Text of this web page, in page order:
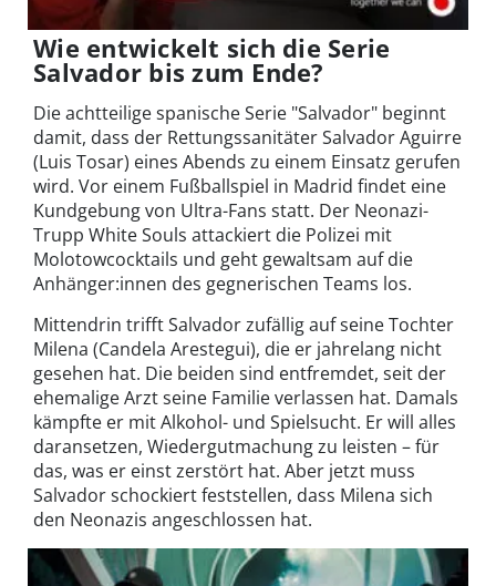
Wie entwickelt sich die Serie
Salvador bis zum Ende?
Die achtteilige spanische Serie "Salvador" beginnt
damit, dass der Rettungssanitäter Salvador Aguirre
(Luis Tosar) eines Abends zu einem Einsatz gerufen
wird. Vor einem Fußballspiel in Madrid findet eine
Kundgebung von Ultra-Fans statt. Der Neonazi-
Trupp White Souls attackiert die Polizei mit
Molotowcocktails und geht gewaltsam auf die
Anhänger:innen des gegnerischen Teams los.
Mittendrin trifft Salvador zufällig auf seine Tochter
Milena (Candela Arestegui), die er jahrelang nicht
gesehen hat. Die beiden sind entfremdet, seit der
ehemalige Arzt seine Familie verlassen hat. Damals
kämpfte er mit Alkohol- und Spielsucht. Er will alles
daransetzen, Wiedergutmachung zu leisten – für
das, was er einst zerstört hat. Aber jetzt muss
Salvador schockiert feststellen, dass Milena sich
den Neonazis angeschlossen hat.